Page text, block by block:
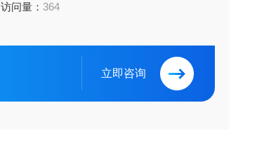
访问量： 364
立即咨询